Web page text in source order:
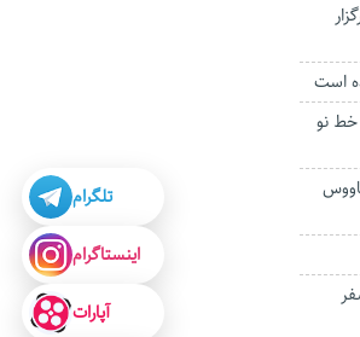
است
خط نو
تلگرام
اینستاگرام
آپارات